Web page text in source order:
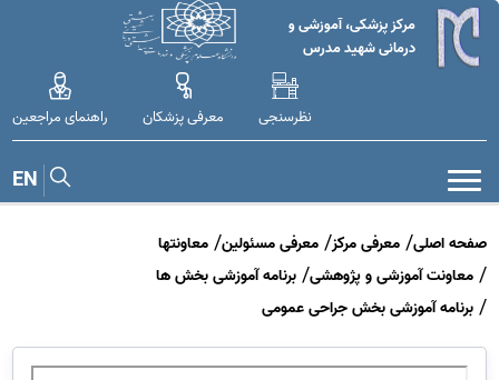
مرکز پزشکی، آموزشی و
درمانی شهید مدرس
نظرسنجی معرفی پزشکان راهنمای مراجعین
EN
صفحه اصلی معرفی مرکز معرفی مسئولین معاونتها
معاونت آموزشی و پژوهشی برنامه آموزشی بخش ها
برنامه آموزشی بخش جراحی عمومی